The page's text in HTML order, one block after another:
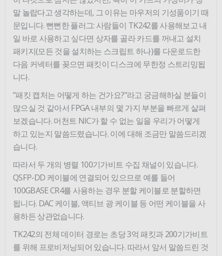
말 놀랍다고 생각하는데, 그 이유는 마우저의 기성품이기 때
문입니다. 뻔뻔한 플러그: 사람들이 TK242를 사용해보고 내
일 바로 사용하고 싶다면 상자를 골라 카드를 꺼내고 설치
패키지(모든 것을 설치하는 스크립트 하나)를 다운로드한
다음 커넥터를 꽂으면 패킷이 디스크에 무한정 스트리밍됩
니다.
"패킷 캡처는 어떻게 하는 건가요?"라고 궁금해하실 분들이
많으실 것 같아서 FPGA 내부의 몇 가지 부분을 빠르게 살펴
보겠습니다. 머천트 NIC가 할 수 없는 일을 우리가 어떻게
하고 있는지 말씀드렸습니다. 이에 대해 조금만 말씀드리겠
습니다.
따라서 두 개의 병렬 100기가비트 수집 채널이 있습니다.
QSFP-DD 케이블에 연결되어 있으므로 예를 들어
100GBASE CR4를 사용하는 경우 분할 케이블로 분할하면
됩니다. DAC 케이블, 액티브 광 케이블 등 어떤 케이블을 사
용하든 상관없습니다.
TK242의 전체 데이터 경로는 초당 3억 패킷과 200기가비트
를 위해 프로비저닝되어 있습니다. 따라서 앞서 말씀드린 것